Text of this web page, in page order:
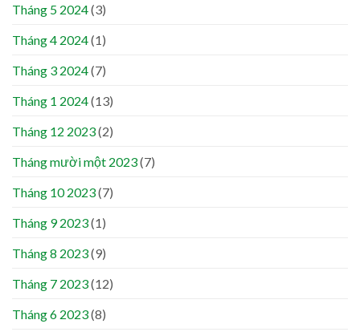
Tháng 5 2024(3)
Tháng 4 2024(1)
Tháng 3 2024(7)
Tháng 1 2024(13)
Tháng 12 2023(2)
Tháng mười một 2023(7)
Tháng 10 2023(7)
Tháng 9 2023(1)
Tháng 8 2023(9)
Tháng 7 2023(12)
Tháng 6 2023(8)